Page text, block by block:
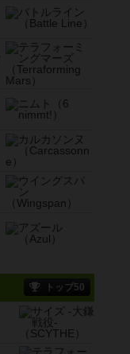
トップ50